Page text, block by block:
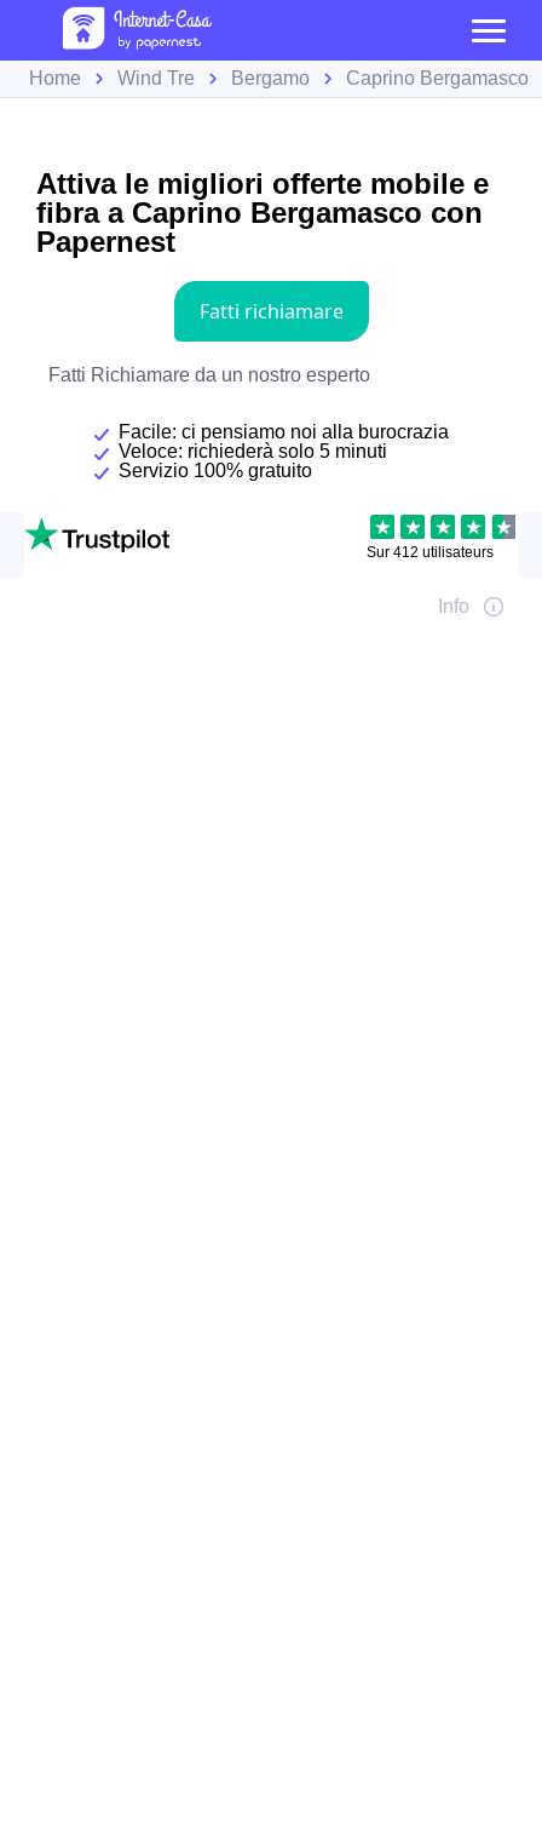
Home Wind Tre Bergamo Caprino Bergamasco